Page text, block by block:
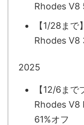
Rhodes V8
【1/28ま
Rhodes V8
2025
【12/6まで
Rhodes V8
61%オフ